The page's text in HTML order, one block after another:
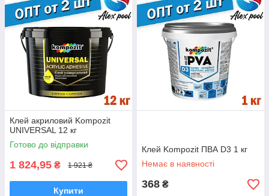
Клей акриловий Kompozit
UNIVERSAL 12 кг
Готово до відправки
1 824,95 ₴ 1 921 ₴
Купити
Клей Kompozit ПВА D3 1 кг
Немає в наявності
368 ₴